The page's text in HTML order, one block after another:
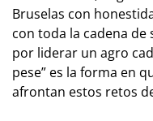
Bruselas con
con toda la cadena
por liderar un agro
pese” es la forma en
afrontan estos retos